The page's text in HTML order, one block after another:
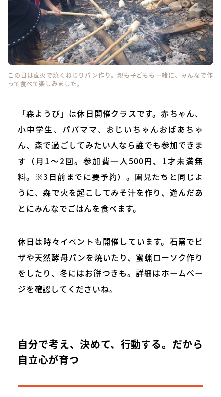
この日は直火で焼くねじりパン作り。親も子どもも一緒に、みんなで作
って食べて楽しみました。
「森ようび」は休日開催クラスです。赤ちゃん、
小中学生、パパママ、おじいちゃんおばあちゃ
ん、森で過ごしてみたい人なら誰でも参加できま
す（月1～2回。参加費一人500円、1才未満無
料。※3日前までに要予約）。園児たちと同じよ
うに、森で火を起こしてみそ汁を作り、遊んだあ
とにみんなでごはんを食べます。
休日は時々イベントも開催しています。石窯でピ
ザや天然酵母パンを焼いたり、蜜蝋ローソク作り
をしたり、冬にはお餅つきも。詳細はホームペー
ジを確認してくださいね。
自分で考え、決めて、行動する。だから
自立心が育つ